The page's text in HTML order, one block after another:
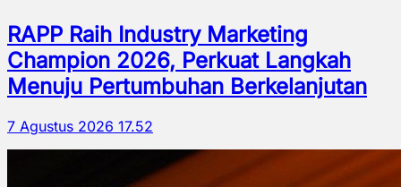
RAPP Raih Industry Marketing
Champion 2026, Perkuat Langkah
Menuju Pertumbuhan Berkelanjutan
7 Agustus 2026 17.52